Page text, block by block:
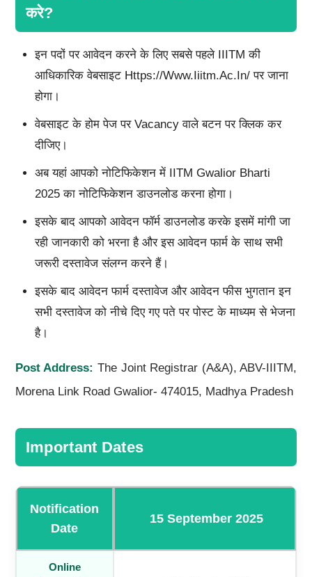
करे?
इन पदों पर आवेदन करने के लिए सबसे पहले IIITM की
आधिकारिक वेबसाइट Https://www.iiitm.ac.in/ पर जाना
होगा।
वेबसाइट के होम पेज पर Vacancy वाले बटन पर क्लिक कर
दीजिए।
अब यहां आपको नोटिफिकेशन में IITM Gwalior Bharti
2025 का नोटिफिकेशन डाउनलोड करना होगा।
इसके बाद आपको आवेदन फॉर्म डाउनलोड करके इसमें मांगी जा
रही जानकारी को भरना है और इस आवेदन फार्म के साथ सभी
जरूरी दस्तावेज संलग्न करने हैं।
इसके बाद आवेदन फार्म दस्तावेज और आवेदन फीस भुगतान इन
सभी दस्तावेज को नीचे दिए गए पते पर पोस्ट के माध्यम से भेजना
है।
Post Address: The Joint Registrar (A&A), ABV-IIITM,
Morena Link Road Gwalior- 474015, Madhya Pradesh
Important Dates
Notification
Date
15 September 2025
Online